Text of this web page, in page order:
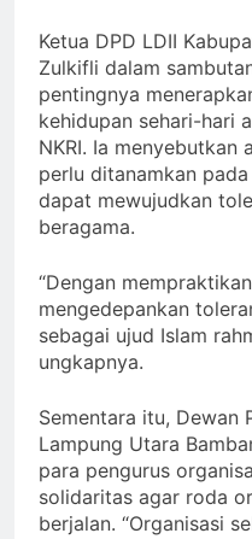
Ketua DPD LDII
Zulkifli dalam
pentingnya
kehidupan sehari-hari
NKRI. Ia menyebutkan
perlu ditanamkan
dapat mewujudkan
beragama.
“Dengan
mengedepankan
sebagai ujud Islam
ungkapnya.
Sementara itu, Dewan
Lampung Utara
para pengurus
solidaritas agar roda
berjalan. “Organisasi